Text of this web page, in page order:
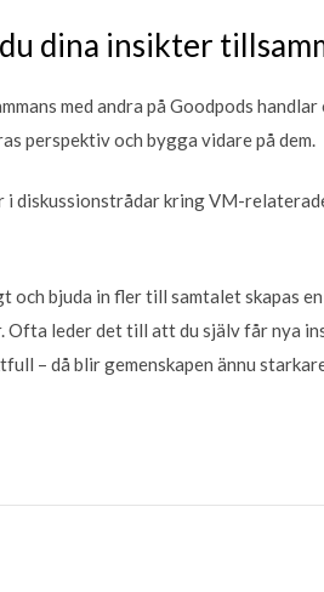
dina insikter
med andra på Goodpods
perspektiv och bygga vidare på dem.
diskussionstrådar kring VM-
och bjuda in fler till samtalet skapas
leder det till att du själv får nya
– då blir gemenskapen ännu